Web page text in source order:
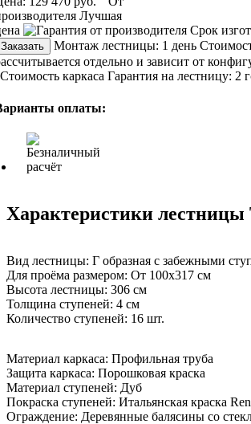
Лучшая
Срок
Заказать Монтаж лестницы: 1 день
отдельно и зависит от
Стоимость каркаса Гарантия на лестницу: 2
оплаты:
Характеристики лестницы
Вид лестницы: Г образная с забежными
Для проёма размером: От 100х317 см
Высота лестницы: 306 см
Толщина ступеней: 4 см
Количество ступеней: 16 шт.
Материал каркаса: Профильная труба
Защита каркаса: Порошковая краска
Материал ступеней: Дуб
Покраска ступеней: Итальянская краска
Ограждение: Деревянные балясины со